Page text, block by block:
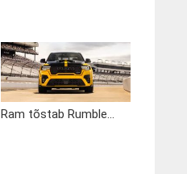
Ram tõstab Rumble...